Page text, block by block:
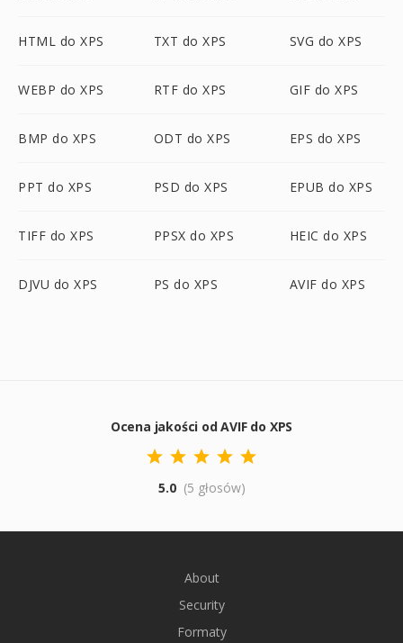
HTML do XPS TXT do XPS SVG do XPS
WEBP do XPS RTF do XPS GIF do XPS
BMP do XPS ODT do XPS EPS do XPS
PPT do XPS PSD do XPS EPUB do XPS
TIFF do XPS PPSX do XPS HEIC do XPS
DJVU do XPS PS do XPS AVIF do XPS
Ocena jakości od AVIF do XPS
5.0 (5 głosów)
About
Security
Formaty